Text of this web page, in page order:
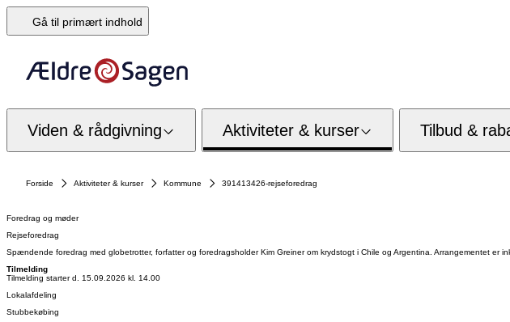
Gå til primært indhold
Viden & rådgivning Aktiviteter & kurser Tilbud &
Forside Aktiviteter & kurser Kommune 391413426-rejseforedrag
Foredrag og møder
Rejseforedrag
Spændende foredrag med globetrotter, forfatter og foredragsholder Kim Greiner om krydstogt i Chile og Argentina. Arrangementet er
Tilmelding
Tilmelding starter d. 15.09.2026 kl. 14.00
Lokalafdeling
Stubbekøbing